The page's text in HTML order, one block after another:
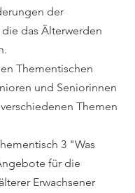
der
das Älterwerden
Thementischen
und Seniorinnen
Themen
3 "Was
für die
Erwachsener